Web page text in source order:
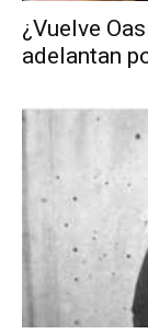
¿Vuelve
adelantan